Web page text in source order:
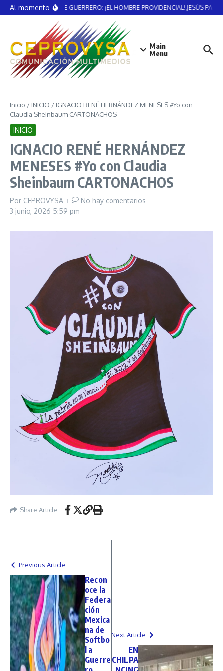
Saltar al contenido
Al momentoVICENTE GUERRERO: ¡EL HOMBRE PROVIDENCIAL!.JESÚS
Main
Menu
Inicio / INICIO / IGNACIO RENÉ HERNÁNDEZ MENESES #Yo con
Claudia Sheinbaum CARTONACHOS
INICIO
IGNACIO RENÉ HERNÁNDEZ
MENESES #Yo con Claudia
Sheinbaum CARTONACHOS
Por CEPROVYSA
No hay comentarios
3 junio, 2026 5:59 pm
Share Article
Previous Article
Recon
oce la
Federa
ción
Mexica
na de
Softbo
l a
Guerre
Next Article
EN
CHILPA